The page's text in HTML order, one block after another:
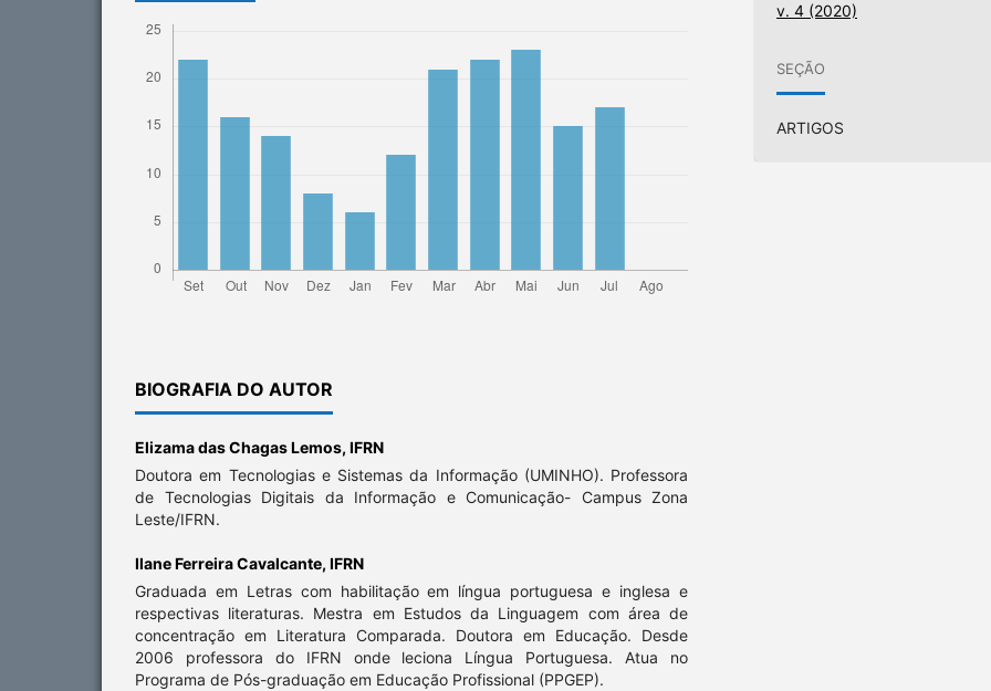
BIOGRAFIA DO AUTOR
Elizama das Chagas Lemos, IFRN
Doutora em Tecnologias e Sistemas da Informação (UMINHO). Professora
de Tecnologias Digitais da Informação e Comunicação- Campus Zona
Leste/IFRN.
Ilane Ferreira Cavalcante, IFRN
Graduada em Letras com habilitação em língua portuguesa e inglesa e
respectivas literaturas. Mestra em Estudos da Linguagem com área de
concentração em Literatura Comparada. Doutora em Educação. Desde
2006 professora do IFRN onde leciona Língua Portuguesa. Atua no
Programa de Pós-graduação em Educação Profissional (PPGEP).
v. 4 (2020)
SEÇÃO
ARTIGOS